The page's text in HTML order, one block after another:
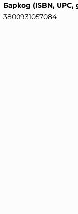
Баркод (ISBN, UPC,
3800931057084